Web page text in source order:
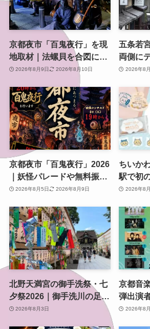
京都夜市「百鬼夜行」を現
地取材｜法螺貝を合図に妖
怪が東本願寺前を練り歩く
2026年8月9日 2026年8月10日
五条若
両側に
やきも
2026年8
京都夜市「百鬼夜行」2026
｜妖怪パレードや無料振る
舞いを東本願寺前で開催
2026年8月5日 2026年8月9日
ちいか
駅で初
限定「
2026年8
北野天満宮の御手洗祭・七
夕祭2026｜御手洗川の足つ
け燈明神事で涼む夏の夜
2026年8月3日
京都音
弾出演
らチケ
2026年8